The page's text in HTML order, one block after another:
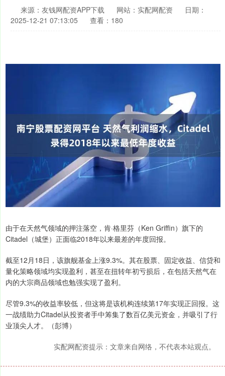
来源：友钱网配资APP下载 网站：实配网配资
日期：
2025-12-21 07:13:05
查看：180
由于在天然气领域的押注落空，肯·格里芬（Ken Griffin）旗下的
Citadel（城堡）正面临2018年以来最差的年度回报。
截至12月18日，该旗舰基金上涨9.3%。其在股票、固定收益、信贷和
量化策略领域均实现盈利，甚至在扭转年初亏损后，在包括天然气在
内的大宗商品领域也勉强实现了盈利。
尽管9.3%的收益率较低，但这将是该机构连续第17年实现正回报。这
一战绩助力Citadel从投资者手中筹集了数百亿美元资金，并吸引了行
业顶尖人才。（彭博）
实配网配资提示：文章来自网络，不代表本站观点。